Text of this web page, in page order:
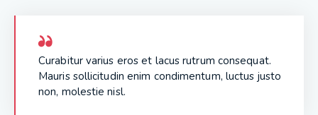
Curabitur varius eros et lacus rutrum consequat.
Mauris sollicitudin enim condimentum, luctus justo
non, molestie nisl.